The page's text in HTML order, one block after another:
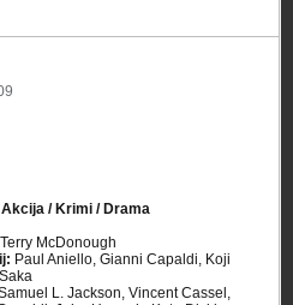
Akcija / Krimi / Drama
Terry McDonough
Paul Aniello, Gianni Capaldi, Koji
L. Jackson, Vincent Cassel,